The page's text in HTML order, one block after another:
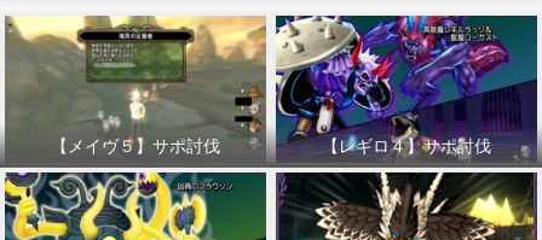
【メイヴ５】サポ討伐 【レギロ４】サポ討伐